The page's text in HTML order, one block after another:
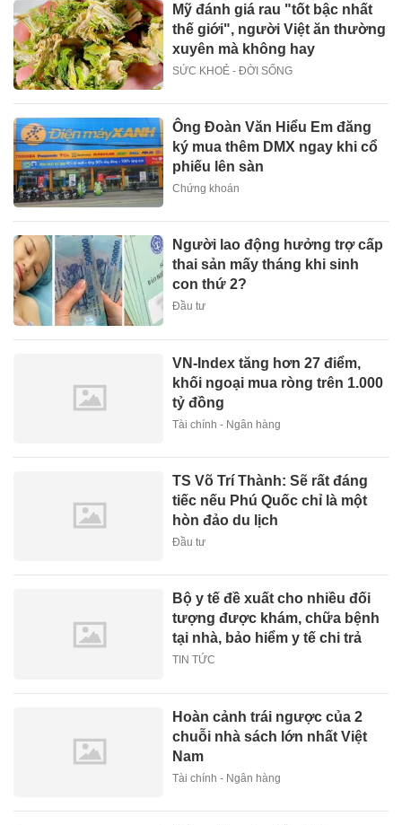
Mỹ đánh giá rau "tốt bậc nhất
thế giới", người Việt ăn thường
xuyên mà không hay
SỨC KHOẺ - ĐỜI SỐNG
Ông Đoàn Văn Hiểu Em đăng
ký mua thêm DMX ngay khi cổ
phiếu lên sàn
Chứng khoán
Người lao động hưởng trợ cấp
thai sản mấy tháng khi sinh
con thứ 2?
Đầu tư
VN-Index tăng hơn 27 điểm,
khối ngoại mua ròng trên 1.000
tỷ đồng
Tài chính - Ngân hàng
TS Võ Trí Thành: Sẽ rất đáng
tiếc nếu Phú Quốc chỉ là một
hòn đảo du lịch
Đầu tư
Bộ y tế đề xuất cho nhiều đối
tượng được khám, chữa bệnh
tại nhà, bảo hiểm y tế chi trả
TIN TỨC
Hoàn cảnh trái ngược của 2
chuỗi nhà sách lớn nhất Việt
Nam
Tài chính - Ngân hàng